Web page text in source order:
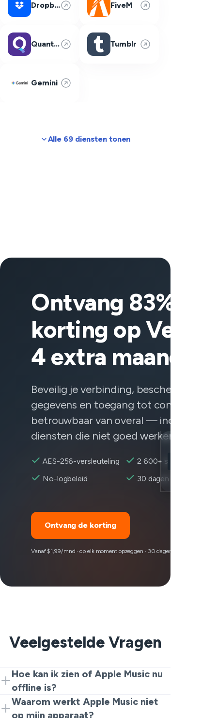
Dropbox FiveM
Quantum Fiber Tumblr
Gemini
Alle 69 diensten tonen
Ontvang 83%
korting op
4 extra maanden
Beveilig je verbinding, bescherm je
gegevens en toegang tot content
betrouwbaar van overal — inclusief
diensten die niet goed werken.
AES-256-versleuteling
2 600+ servers
No-logbeleid
30 dagen terugbetaling
Ontvang de korting
Vanaf $1,99/mnd · op elk moment opzeggen · 30 dagen geld-terug-
Veelgestelde Vragen
Hoe kan ik zien of Apple Music nu
offline is?
Benieuwd of Apple Music op dit moment
beschikbaar is? Het kost slechts een
Waarom werkt Apple Music niet
op mijn apparaat?